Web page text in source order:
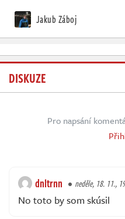
Jakub Záboj
DISKUZE
Pro napsání
dnltrnn neděle, 18. 11.,
No toto by som skúsil